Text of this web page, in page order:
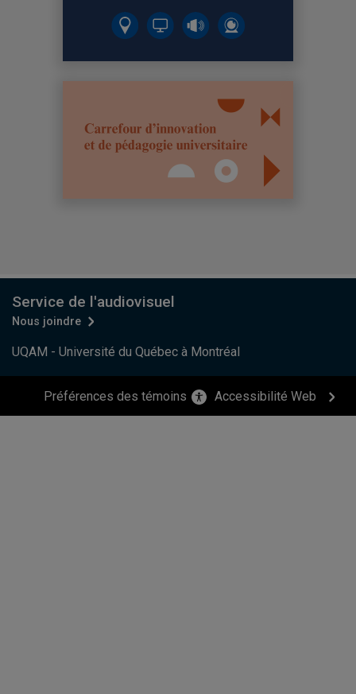
UQAM - Université du Québec à Montréal
Service de l'audiovisuel
Nous joindre
Préférences des témoins Accessibilité Web